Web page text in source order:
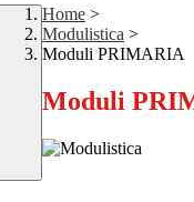
Home >
Modulistica >
Moduli PRIMARIA
Moduli